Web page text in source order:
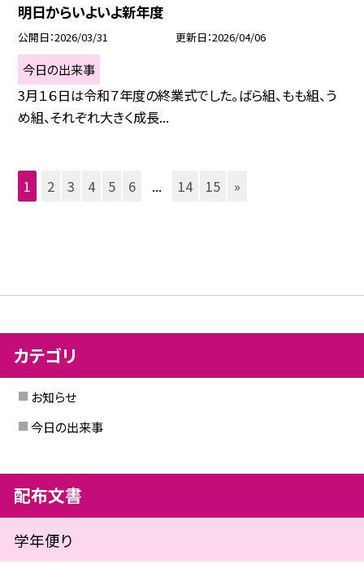
明日からいよいよ新年度
公開日 2026/03/31 更新日 2026/04/06
今日の出来事
3月１６日は令和７年度の終業式でした。ばら組、もも組、う
め組、それぞれ大きく成長...
1 2 3 4 5 6 ... 14 15 »
カテゴリ
お知らせ
今日の出来事
配布文書
学年便り